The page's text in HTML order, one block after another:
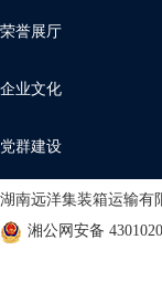
荣誉展厅
企业文化
党群建设
湖南远洋集装箱运输有
湘公网安备